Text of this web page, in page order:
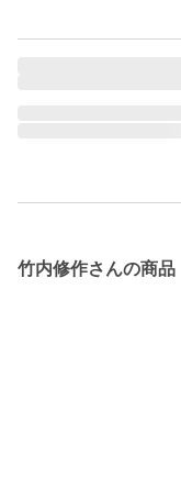
竹内修作さんの商品